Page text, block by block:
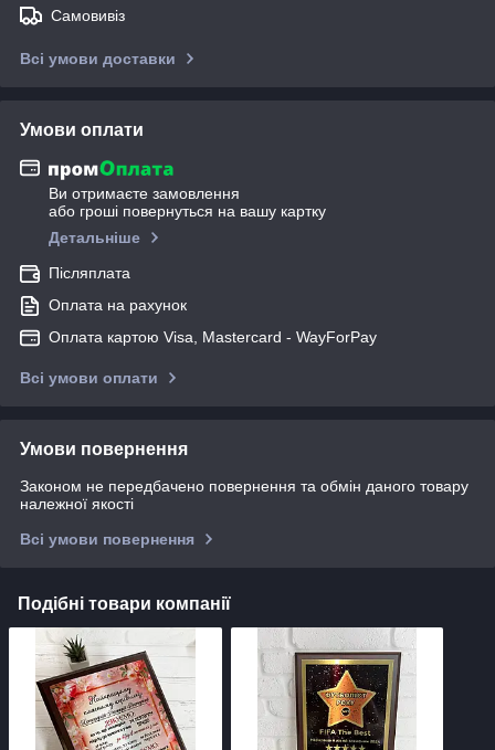
Самовивіз
Всі умови доставки
Умови оплати
Ви отримаєте замовлення
або гроші повернуться на вашу картку
Детальніше
Післяплата
Оплата на рахунок
Оплата картою Visa, Mastercard - WayForPay
Всі умови оплати
Умови повернення
Законом не передбачено повернення та обмін даного товару
належної якості
Всі умови повернення
Подібні товари компанії